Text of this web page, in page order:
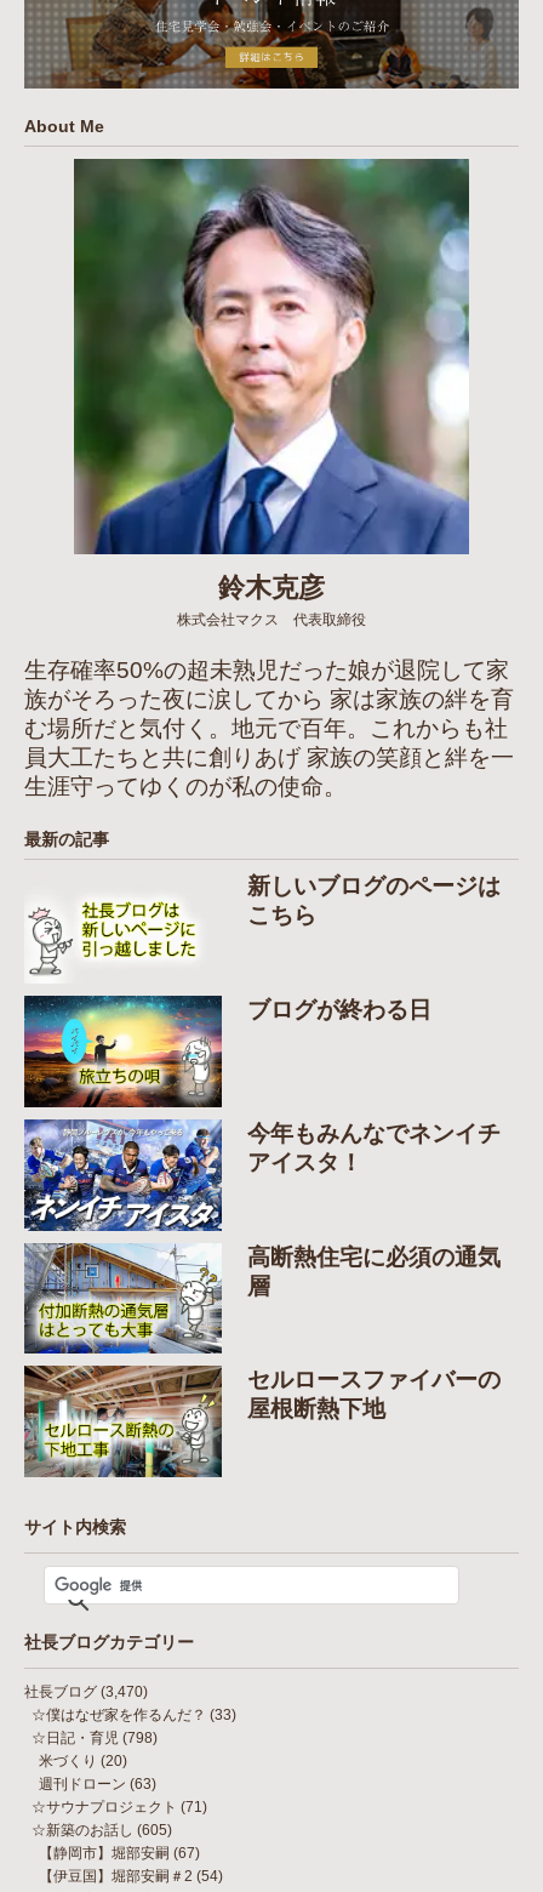
About Me
鈴木克彦
株式会社マクス 代表取締役
生存確率50%の超未熟児だった娘が退院して家
族がそろった夜に涙してから 家は家族の絆を育
む場所だと気付く。地元で百年。これからも社
員大工たちと共に創りあげ 家族の笑顔と絆を一
生涯守ってゆくのが私の使命。
最新の記事
新しいブログのページは
こちら
ブログが終わる日
今年もみんなでネンイチ
アイスタ！
高断熱住宅に必須の通気
層
セルロースファイバーの
屋根断熱下地
サイト内検索
社長ブログカテゴリー
社長ブログ (3,470)
☆僕はなぜ家を作るんだ？ (33)
☆日記・育児 (798)
米づくり (20)
週刊ドローン (63)
☆サウナプロジェクト (71)
☆新築のお話し (605)
【静岡市】堀部安嗣 (67)
【伊豆国】堀部安嗣＃2 (54)